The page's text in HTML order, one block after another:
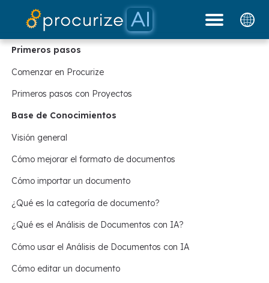
Nuestros socios
Primeros pasos
Comenzar en Procurize
Primeros pasos con Proyectos
Base de Conocimientos
Visión general
Cómo mejorar el formato de documentos
Cómo importar un documento
¿Qué es la categoría de documento?
¿Qué es el Análisis de Documentos con IA?
Cómo usar el Análisis de Documentos con IA
Cómo editar un documento